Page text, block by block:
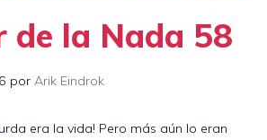
de la Nada 58
por Arik Eindrok
era la vida! Pero más aún lo eran